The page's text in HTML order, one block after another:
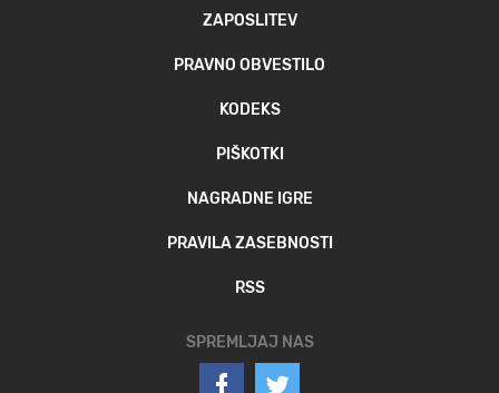
ZAPOSLITEV
PRAVNO OBVESTILO
KODEKS
PIŠKOTKI
NAGRADNE IGRE
PRAVILA ZASEBNOSTI
RSS
SPREMLJAJ NAS